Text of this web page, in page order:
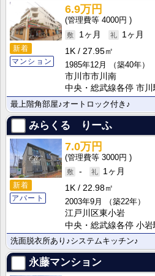
新着
マンション
6.9万円
4000円
1ヶ月
1ヶ月
1K
27.95㎡
1985年12月
（築40年）
市川市市川南
中央・総武線各停 市
最上階角部屋♪オートロック付き♪
みらくる りーふ
新着
アパート
7.0万円
3000円
-
1ヶ月
1K
22.98㎡
2003年9月
（築22年）
江戸川区東小岩
中央・総武線各停 小
洗面脱衣所あり♪システムキッチン♪
永藤マンション